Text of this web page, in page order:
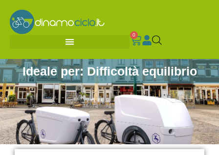
0
Ideale per: Difficoltà equilibrio